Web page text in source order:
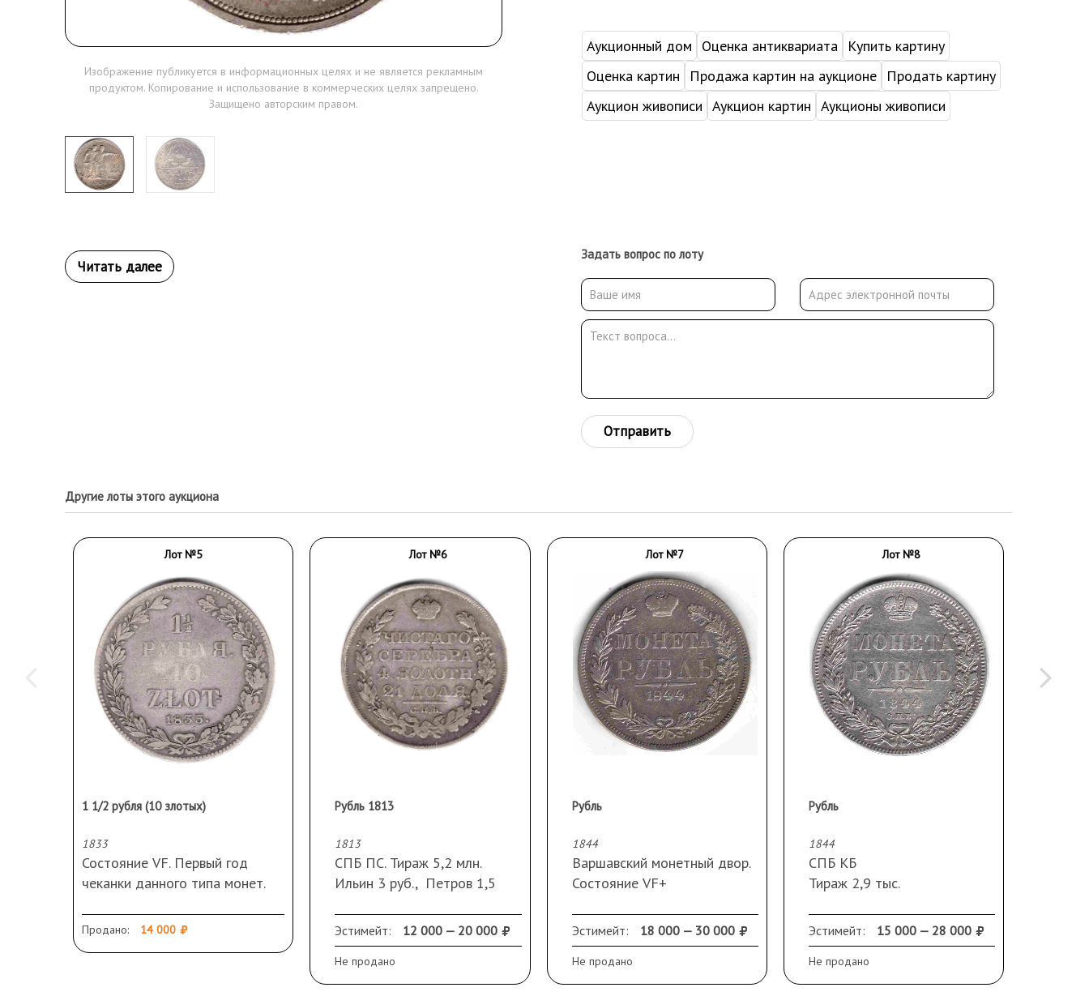
Изображение публикуется в информационных целях и не является рекламным
продуктом. Копирование и использование в коммерческих целях запрещено.
Защищено авторским правом.
Аукционный дом Оценка антиквариата
Купить картину
Оценка картин
Продажа картин на аукционе
Продать картину
Аукцион живописи Аукцион картин Аукционы живописи
Задать вопрос по лоту
Отправить
Другие лоты этого аукциона
Лот №5
1 1/2 рубля (10 злотых)
1833
Состояние VF. Первый год
чеканки данного типа монет.
Тираж 127 000. 2 рубля по
Продано: 14 000
Лот №6
Рубль 1813
1813
СПБ ПС. Тираж 5,2 млн.
Ильин 3 руб., Петров 1,5
Состояние VF
Эстимейт: 12 000 — 20 000
Не продано
Лот №7
Рубль
1844
Варшавский монетный двор.
Состояние VF+
коллекции, приобретена в
магазине «Нумизмат» в
Москве.
Эстимейт: 18 000 — 30 000
Не продано
Лот №8
Рубль
1844
СПБ КБ
Тираж 2,9 тыс.
коллекции, приобретена в
магазине «Нумизмат» в
Москве
Эстимейт: 15 000 — 28 000
Не продано